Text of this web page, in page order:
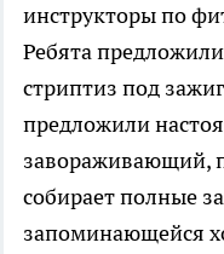
инструкторы по
Ребята
стриптиз под
предложили
завораживающий,
собирает полные
запоминающейся